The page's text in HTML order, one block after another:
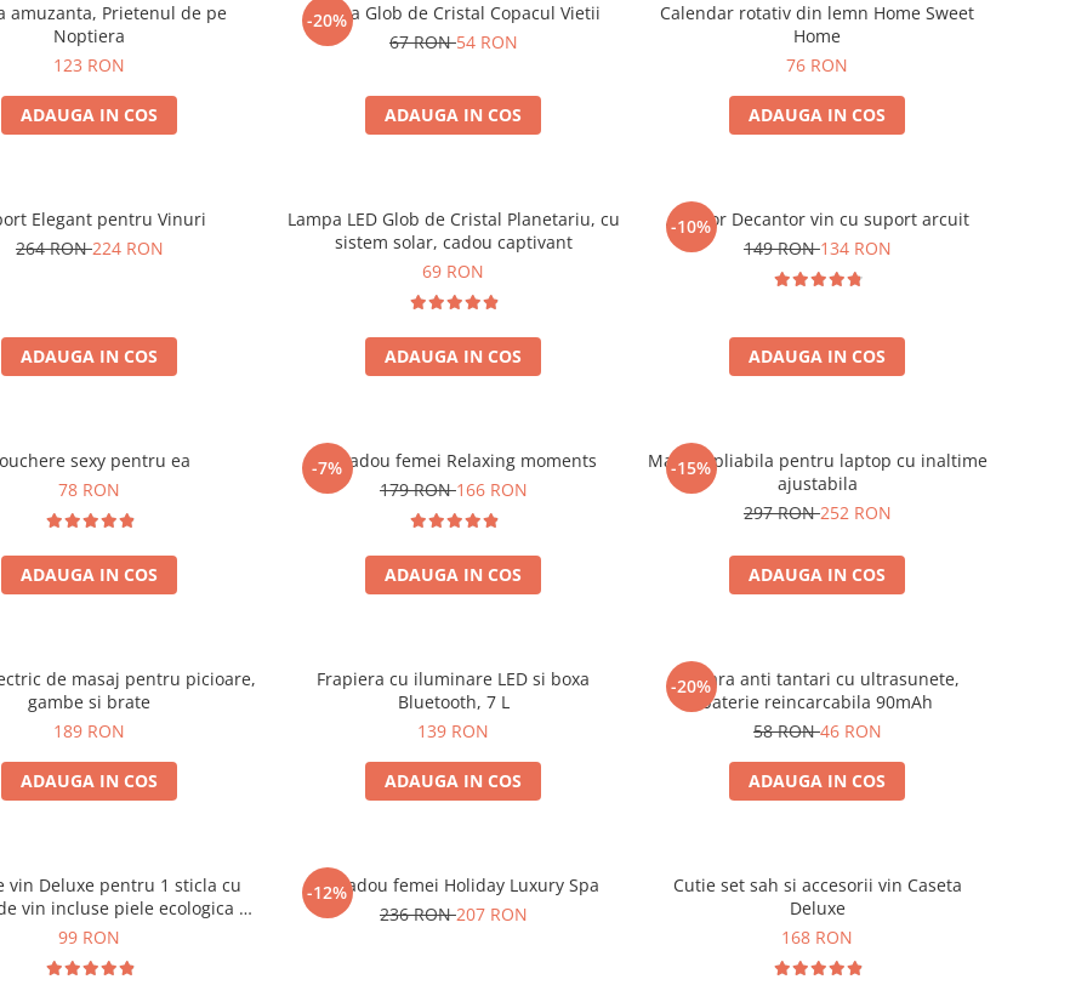
amuzanta, Prietenul de pe
Noptiera
123 RON
ADAUGA IN COS
-20%
Lampa Glob de Cristal Copacul Vietii
67 RON54 RON
ADAUGA IN COS
Calendar rotativ din lemn Home Sweet
Home
76 RON
ADAUGA IN COS
Elegant pentru Vinuri
264 RON224 RON
ADAUGA IN COS
Lampa LED Glob de Cristal Planetariu, cu
sistem solar, cadou captivant
69 RON
ADAUGA IN COS
-10%
Aerator Decantor vin cu suport arcuit
149 RON134 RON
ADAUGA IN COS
sexy pentru ea
78 RON
ADAUGA IN COS
-7%
Set cadou femei Relaxing moments
179 RON166 RON
ADAUGA IN COS
-15%
Masuta pliabila pentru laptop cu inaltime
ajustabila
297 RON252 RON
ADAUGA IN COS
de masaj pentru picioare,
gambe si brate
189 RON
ADAUGA IN COS
Frapiera cu iluminare LED si boxa
Bluetooth, 7 L
139 RON
ADAUGA IN COS
-20%
Bratara anti tantari cu ultrasunete,
baterie reincarcabila 90mAh
58 RON46 RON
ADAUGA IN COS
vin Deluxe pentru 1 sticla cu
vin incluse piele ecologica de
crocodil
99 RON
-12%
Set cadou femei Holiday Luxury Spa
236 RON207 RON
Cutie set sah si accesorii vin Caseta
Deluxe
168 RON